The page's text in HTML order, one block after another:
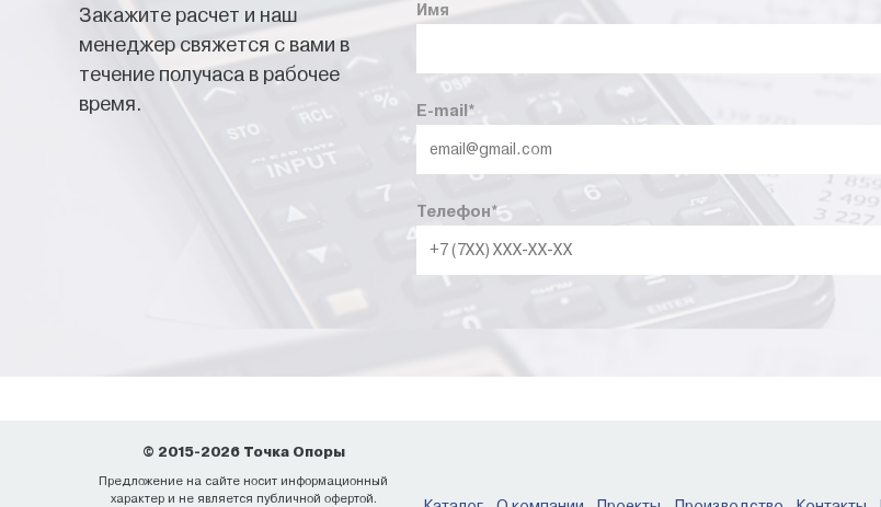
Закажите расчет и наш
менеджер свяжется с вами в
течение получаса в рабочее
время.
Имя
E-mail *
Телефон*
© 2015-2026 Точка Опоры
Предложение на сайте носит информационный
характер и не является публичной офертой.